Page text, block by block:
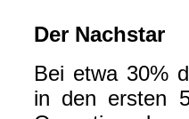
Der Nachstar
Bei etwa 30%
in den ersten